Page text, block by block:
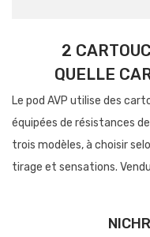
2
QUELLE
Le pod AVP utilise des
équipées de résistances
trois modèles, à choisir
tirage et sensations.